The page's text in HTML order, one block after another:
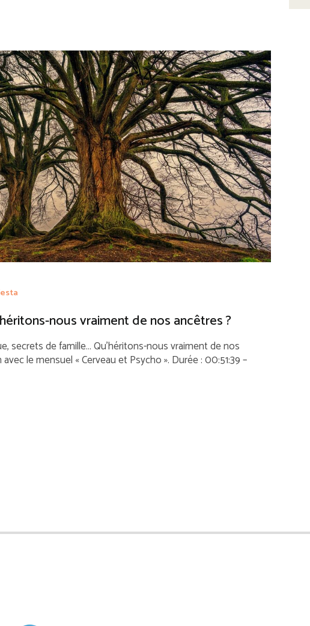
nous vraiment de nos ancêtres ?
secrets de famille… Qu’héritons-nous vraiment de nos
le mensuel « Cerveau et Psycho ». Durée : 00:51:39 –